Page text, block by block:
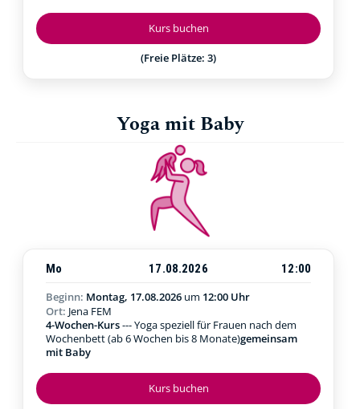
Kurs buchen
(Freie Plätze: 3)
Yoga mit Baby
Kurs buchen
Mo 17.08.2026
12:00
Beginn: Montag, 17.08.2026 um 12:00 Uhr
Ort: Jena FEM
4-Wochen-Kurs--- Yoga speziell für Frauen nach dem
Wochenbett (ab 6 Wochen bis 8 Monate)gemeinsam
mit Baby